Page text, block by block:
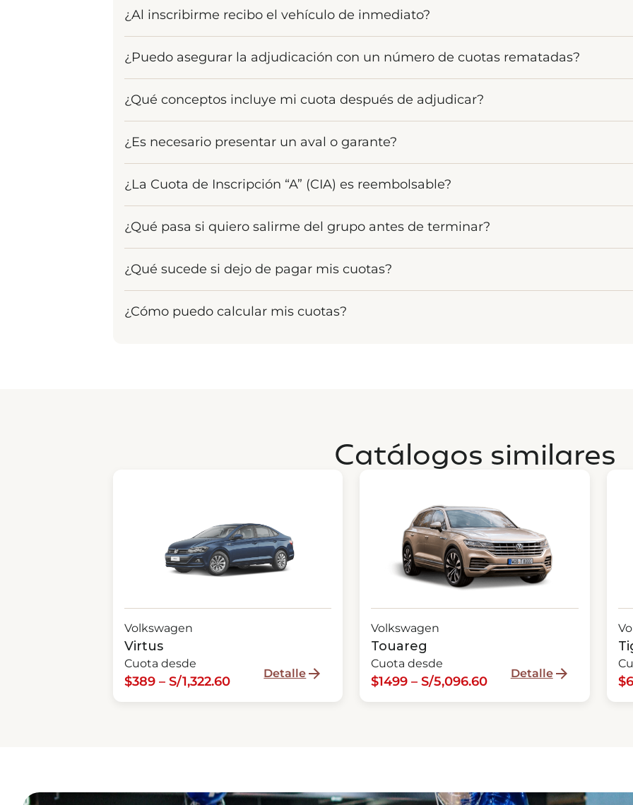
para todos los asociados que se mantienen al día en sus pagos. Ya sea al inicio, al medio
está asegurada.
¿Al inscribirme recibo el vehículo de inmediato?
realiza mediante Adjudicación (Sorteo o Remate). Si tu prioridad es la rapidez, puedes
por el programa Pandero Ya, diseñado para facilitar el trámite de entrega de forma
¿Puedo asegurar la adjudicación con un número de cuotas rematadas?
demás asociados de tu grupo, nosotros te brindamos estadísticas y referencias
ganadora. Recuerda que cada asamblea es una nueva oportunidad y tú decides
¿Qué conceptos incluye mi cuota después de adjudicar?
inversión y cumplir con la ley: el Seguro Vehicular, el Seguro de Desgravamen, el servicio
inscripción registral. Todo pensado para que conduzcas tranquilo.
¿Es necesario presentar un aval o garante?
la mejor alternativa que respalde tu capacidad de pago y garantice la salud financiera del
¿La Cuota de Inscripción “A” (CIA) es reembolsable?
administrativos iniciales para la conformación de tu grupo y tu ingreso al sistema. Al ser
y gestión desde el día uno, no forma parte del fondo.
¿Qué pasa si quiero salirme del grupo antes de terminar?
a otra persona interesada. Al ser un fondo colectivo, el compromiso de cada asociado es
¿Qué sucede si dejo de pagar mis cuotas?
las Asambleas y evita cargos adicionales por mora, los cuales se aplican según lo
¿Cómo puedo calcular mis cuotas?
Catálogos similares
Volkswagen
Virtus
Cuota desde
$389 – S/1,322.60
Detalle
Volkswagen
Touareg
Cuota desde
$1499 – S/5,096.60
Detalle